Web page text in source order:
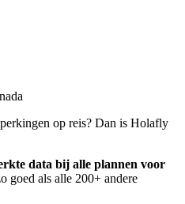
op reis? Dan is Holafly
data bij alle plannen voor
goed als alle 200+ andere